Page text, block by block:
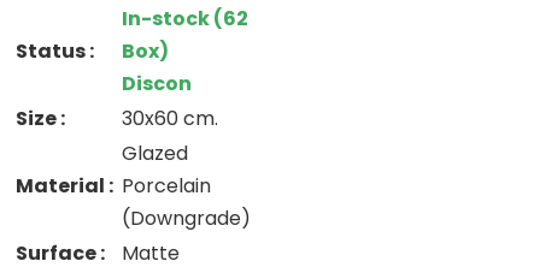
Status :
In-stock (62
Box)
Discon
Size :
30x60 cm.
Material :
Glazed
Porcelain
(Downgrade)
Surface :
Matte